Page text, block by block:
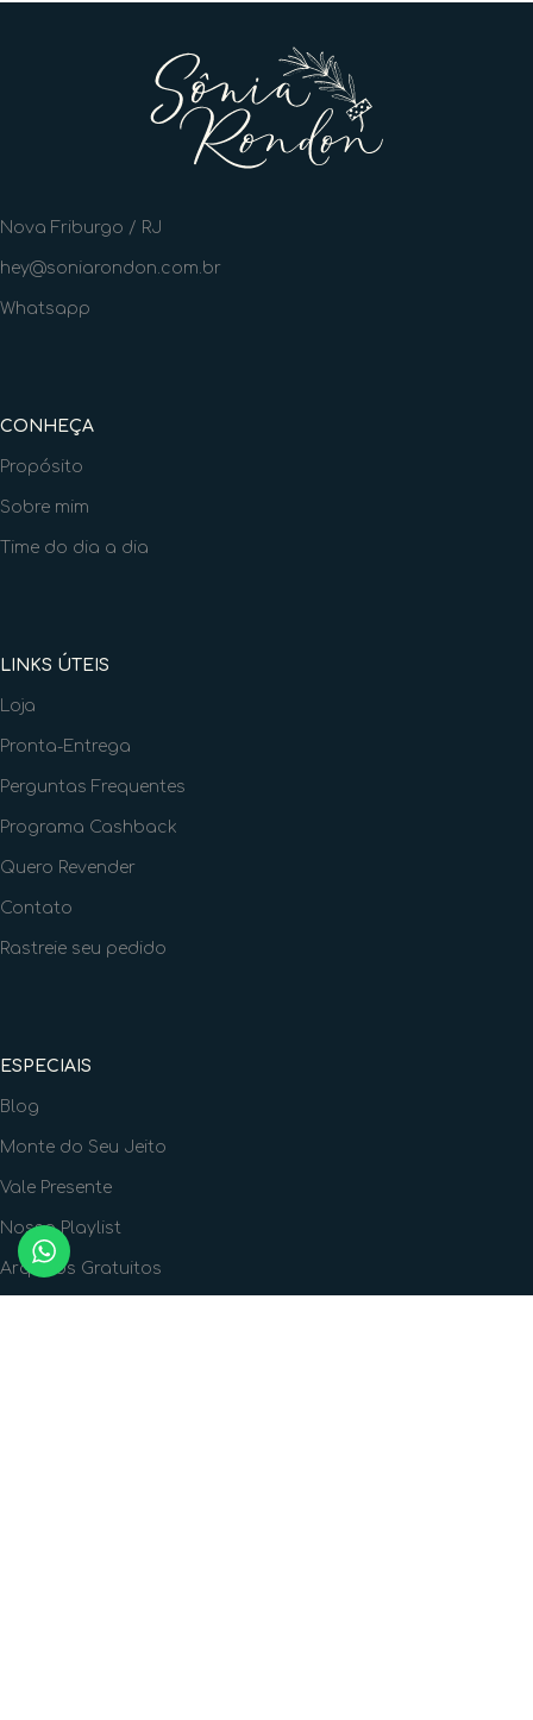
Nova Friburgo / RJ
hey@soniarondon.com.br
Whatsapp
CONHEÇA
Propósito
Sobre mim
Time do dia a dia
LINKS ÚTEIS
Loja
Pronta-Entrega
Perguntas Frequentes
Programa Cashback
Quero Revender
Contato
Rastreie seu pedido
ESPECIAIS
Blog
Monte do Seu Jeito
Vale Presente
Nossa Playlist
Arquivos Gratuitos